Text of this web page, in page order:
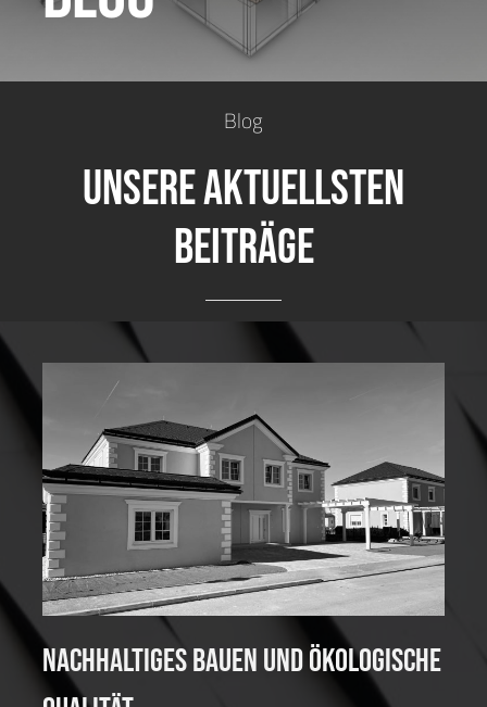
Blog
Unsere aktuellsten
Beiträge
Nachhaltiges Bauen und
Ökologische Qualität
Uncategorized
Nachhaltiges Bauen und Ökologische